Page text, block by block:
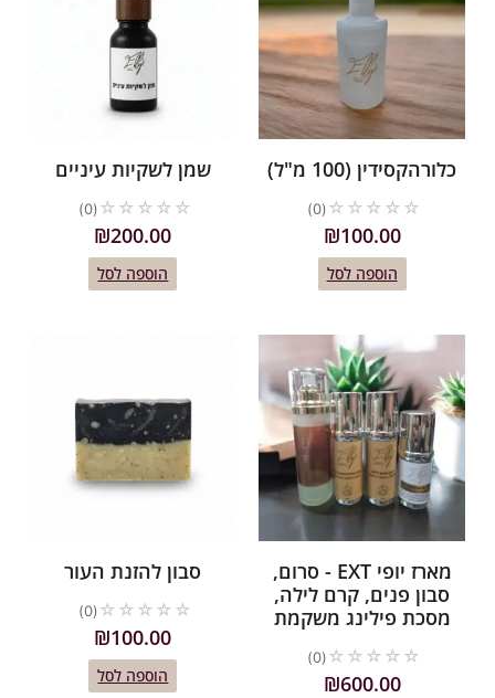
(100 מ"ל)
☆
☆
☆
(0)
₪100.00
הוספה לסל
שמן לשקיות עיניים
☆
☆
☆
(0)
₪200.00
הוספה לסל
מארז יופי EXT - סרום,
סבון פנים, קרם לילה,
מסכת פילינג משקמת
☆
☆
☆
(0)
₪600.00
סבון להזנת העור
☆
☆
☆
(0)
₪100.00
הוספה לסל